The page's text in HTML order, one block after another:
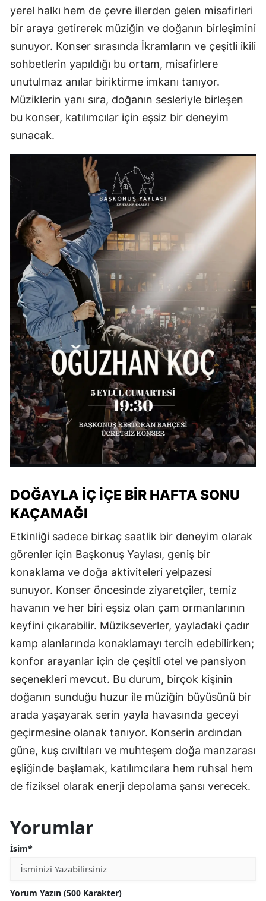
yerel halkı hem de çevre illerden gelen misafirleri
bir araya getirerek müziğin ve doğanın birleşimini
sunuyor. Konser sırasında İkramların ve çeşitli ikili
sohbetlerin yapıldığı bu ortam, misafirlere
unutulmaz anılar biriktirme imkanı tanıyor.
Müziklerin yanı sıra, doğanın sesleriyle birleşen
bu konser, katılımcılar için eşsiz bir deneyim
sunacak.
DOĞAYLA İÇ İÇE BİR HAFTA SONU
KAÇAMAĞI
Etkinliği sadece birkaç saatlik bir deneyim olarak
görenler için Başkonuş Yaylası, geniş bir
konaklama ve doğa aktiviteleri yelpazesi
sunuyor. Konser öncesinde ziyaretçiler, temiz
havanın ve her biri eşsiz olan çam ormanlarının
keyfini çıkarabilir. Müzikseverler, yayladaki çadır
kamp alanlarında konaklamayı tercih edebilirken;
konfor arayanlar için de çeşitli otel ve pansiyon
seçenekleri mevcut. Bu durum, birçok kişinin
doğanın sunduğu huzur ile müziğin büyüsünü bir
arada yaşayarak serin yayla havasında geceyi
geçirmesine olanak tanıyor. Konserin ardından
güne, kuş cıvıltıları ve muhteşem doğa manzarası
eşliğinde başlamak, katılımcılara hem ruhsal hem
de fiziksel olarak enerji depolama şansı verecek.
Yorumlar
İsim*
Yorum Yazın (500 Karakter)